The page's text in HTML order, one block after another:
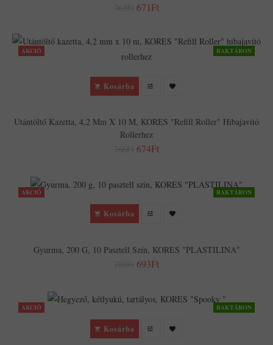
671Ft
AKCIÓ RAKTÁRON
Kosárba
Utántöltő Kazetta, 4,2 Mm X 10 M, KORES "Refill Roller" Hibajavító
Rollerhez
674Ft
AKCIÓ RAKTÁRON
Kosárba
Gyurma, 200 G, 10 Pasztell Szín, KORES "PLASTILINA"
693Ft
AKCIÓ RAKTÁRON
Kosárba